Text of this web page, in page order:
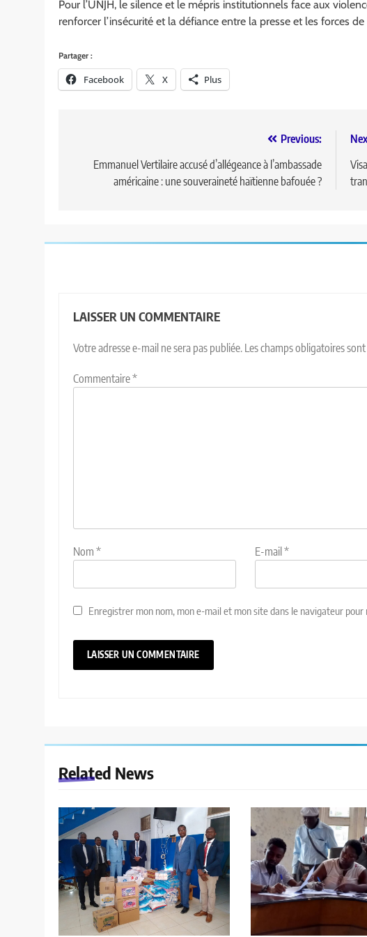
Pour l’UNJH, le silence et le mépris institutionnels face aux
renforcer l’insécurité et la défiance entre la presse et les forces de
Partager :
Facebook X Plus
Previous:
Emmanuel Vertilaire accusé d’allégeance à l’ambassade
américaine : une souveraineté haïtienne bafouée ?
LAISSER UN COMMENTAIRE
Votre adresse e-mail ne sera pas publiée. Les champs obligatoires
Commentaire*
Nom * E-mail*
Enregistrer mon nom, mon e-mail et mon site dans le navigateur pour
Related News